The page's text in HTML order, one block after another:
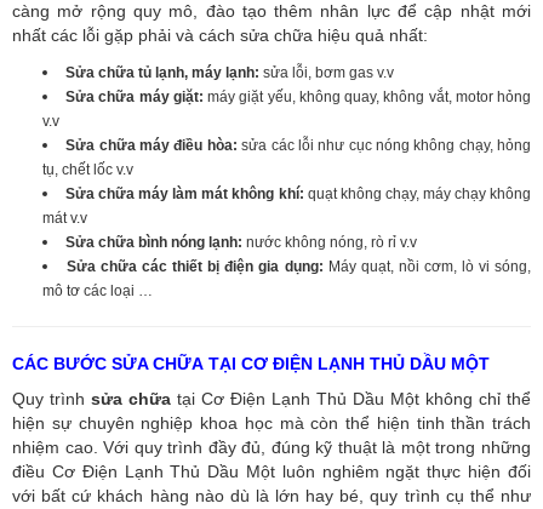
càng mở rộng quy mô, đào tạo thêm nhân lực để cập nhật mới
nhất các lỗi gặp phải và cách sửa chữa hiệu quả nhất:
Sửa chữa tủ lạnh, máy lạnh: sửa lỗi, bơm gas v.v
Sửa chữa máy giặt:máy giặt yếu, không quay, không vắt, motor hỏng
v.v
Sửa chữa máy điều hòa: sửa các lỗi như cục nóng không chạy, hỏng
tụ, chết lốc v.v
Sửa chữa máy làm mát không khí: quạt không chạy, máy chạy không
mát v.v
Sửa chữa bình nóng lạnh: nước không nóng, rò rỉ v.v
Sửa chữa các thiết bị điện gia dụng: Máy quạt, nồi cơm, lò vi sóng,
mô tơ các loại …
CÁC BƯỚC SỬA CHỮA TẠI CƠ ĐIỆN LẠNH THỦ DẦU MỘT
Quy trình sửa chữa tại Cơ Điện Lạnh Thủ Dầu Một không chỉ thể
hiện sự chuyên nghiệp khoa học mà còn thể hiện tinh thần trách
nhiệm cao. Với quy trình đầy đủ, đúng kỹ thuật là một trong những
điều Cơ Điện Lạnh Thủ Dầu Một luôn nghiêm ngặt thực hiện đối
với bất cứ khách hàng nào dù là lớn hay bé, quy trình cụ thể như